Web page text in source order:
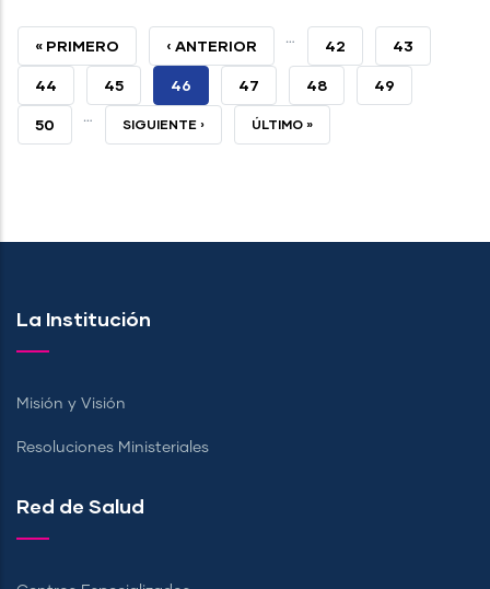
PRIMERA
PÁGINA
« PRIMERO
PÁGINA
ANTERIOR
‹ ANTERIOR … PAGE
42 PAGE
43
PAGE
44 PAGE
45
PÁGINA
ACTUAL
46 PAGE
47 PAGE
48 PAGE
49
PAGE
50 … SIGUIENTE
SIGUIENTE › ÚLTIMA
ÚLTIMO »
La Institución
Misión y Visión
Resoluciones Ministeriales
Red de Salud